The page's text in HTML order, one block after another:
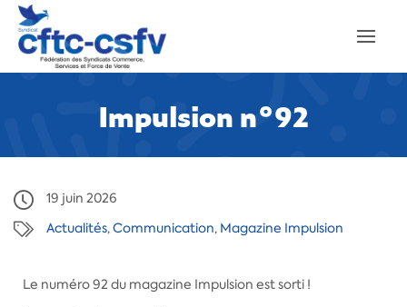
Impulsion n°92
19 juin 2026
Actualités,Communication, Magazine Impulsion
Le numéro 92 du magazine Impulsion est sorti !